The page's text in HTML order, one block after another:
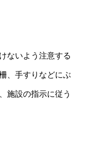
ないよう注意する
、手すりなどにぶ
施設の指示に従う